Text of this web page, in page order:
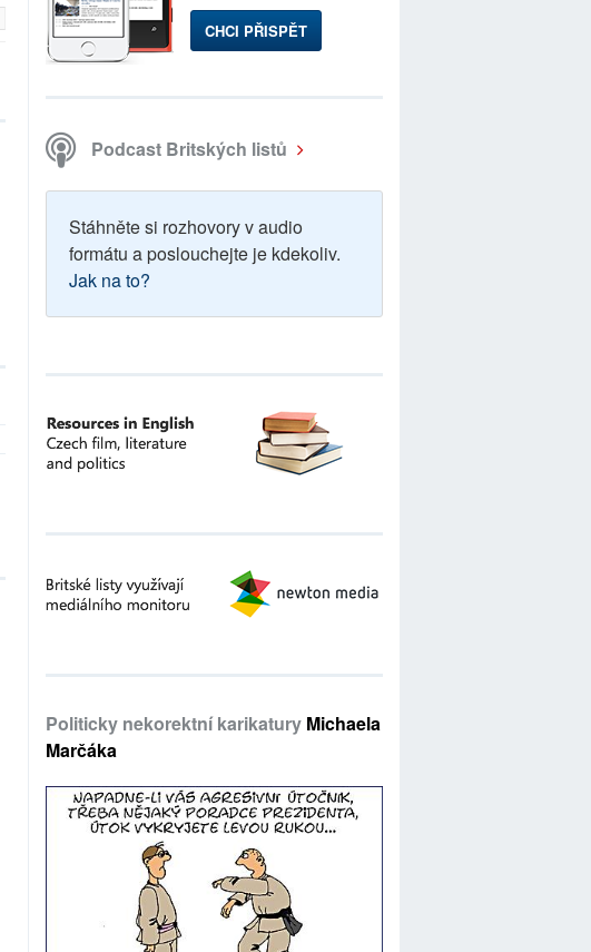
CHCI PŘISPĚT
Podcast Britských listů
Stáhněte si rozhovory v audio
formátu a poslouchejte je kdekoliv.
Jak na to?
Politicky nekorektní karikatury Michaela
Marčáka